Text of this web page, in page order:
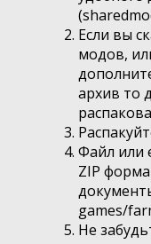
Если вы
модов,
архив то
Файл или
ZIP
games/
Не